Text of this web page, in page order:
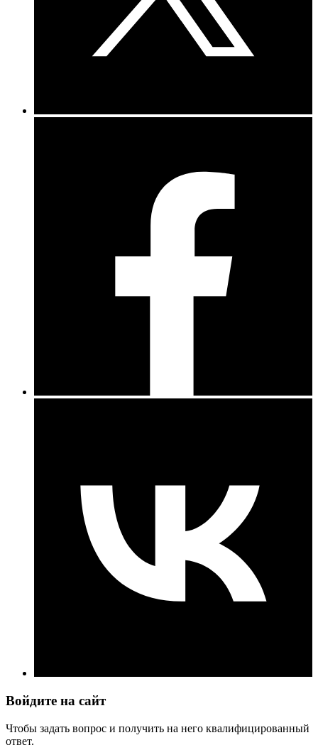
Войдите на сайт
Чтобы задать вопрос и получить на него квалифицированный
ответ.